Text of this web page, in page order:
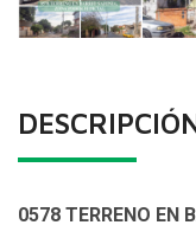
0578 TERRENO EN